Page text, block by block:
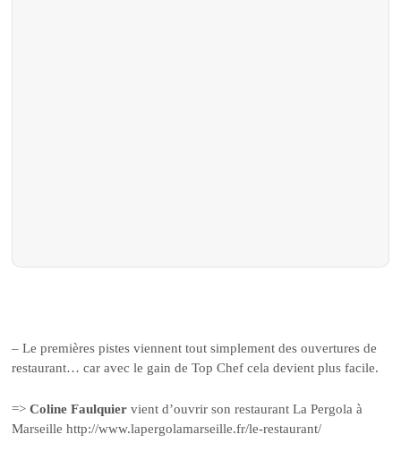
– Le premières pistes viennent tout simplement des ouvertures de
restaurant… car avec le gain de Top Chef cela devient plus facile.
=>Coline Faulquier vient d’ouvrir son restaurant La Pergola à
Marseille http://www.lapergolamarseille.fr/le-restaurant/